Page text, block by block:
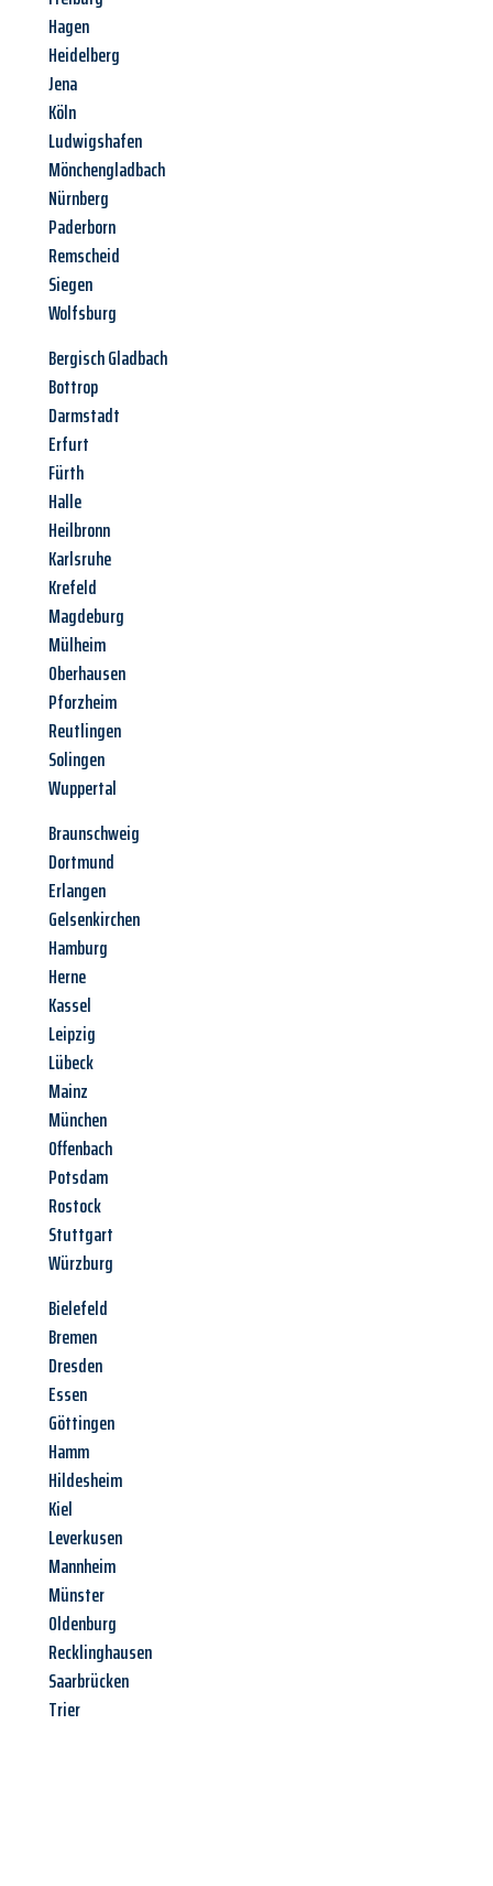
Hagen
Heidelberg
Jena
Köln
Ludwigshafen
Mönchengladbach
Nürnberg
Paderborn
Remscheid
Siegen
Wolfsburg
Bergisch Gladbach
Bottrop
Darmstadt
Erfurt
Fürth
Halle
Heilbronn
Karlsruhe
Krefeld
Magdeburg
Mülheim
Oberhausen
Pforzheim
Reutlingen
Solingen
Wuppertal
Braunschweig
Dortmund
Erlangen
Gelsenkirchen
Hamburg
Herne
Kassel
Leipzig
Lübeck
Mainz
München
Offenbach
Potsdam
Rostock
Stuttgart
Würzburg
Bielefeld
Bremen
Dresden
Essen
Göttingen
Hamm
Hildesheim
Kiel
Leverkusen
Mannheim
Münster
Oldenburg
Recklinghausen
Saarbrücken
Trier